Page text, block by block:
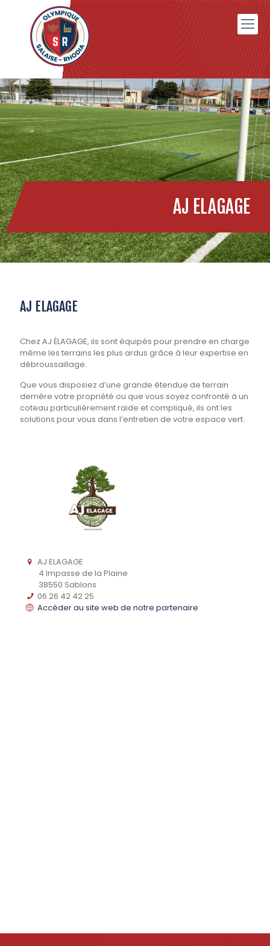
AJ ELAGAGE
AJ ELAGAGE
Chez AJ ÉLAGAGE, ils sont équipés pour prendre en charge
même les terrains les plus ardus grâce à leur expertise en
débroussaillage.
Que vous disposiez d’une grande étendue de terrain
derrière votre propriété ou que vous soyez confronté à un
coteau particulièrement raide et compliqué, ils ont les
solutions pour vous dans l’entretien de votre espace vert.
AJ ELAGAGE
4 Impasse de la Plaine
38550 Sablons
06 26 42 42 25
Accéder au site web de notre partenaire